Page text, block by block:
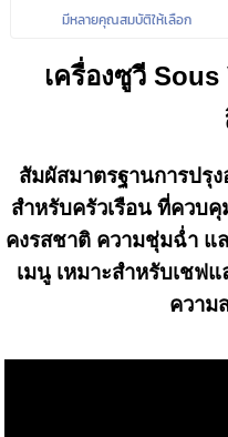
มีหลายคุณสมบัติให้เลือก
เครื่องซูวี
สัมผัสมาตรฐานการปรุ
สำหรับครัวเรือน ที่ควบ
คงรสชาติ ความชุ่มฉ่ำ แ
เมนู เหมาะสำหรับเชฟ
ความ